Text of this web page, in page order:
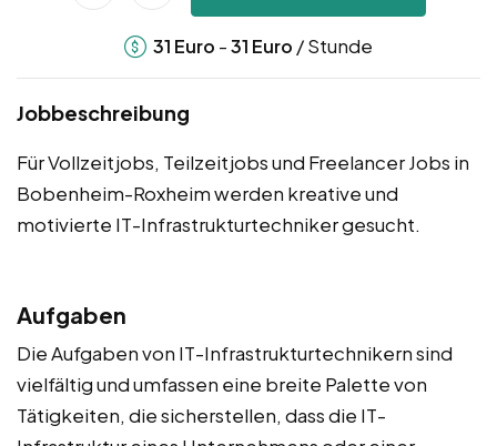
31 Euro -31 Euro / Stunde
Jobbeschreibung
Für Vollzeitjobs, Teilzeitjobs und Freelancer Jobs in
Bobenheim-Roxheim werden kreative und
motivierte IT-Infrastrukturtechniker gesucht.
Aufgaben
Die Aufgaben von IT-Infrastrukturtechnikern sind
vielfältig und umfassen eine breite Palette von
Tätigkeiten, die sicherstellen, dass die IT-